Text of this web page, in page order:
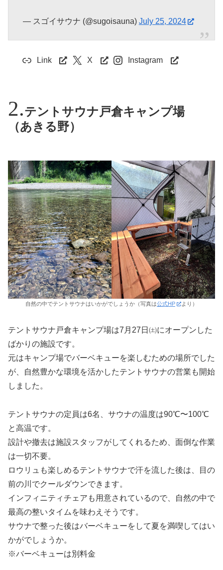
— スゴイサウナ (@sugoisauna) July 25, 2024
Link X Instagram
テントサウナ戸倉キャンプ場
（あきる野）
自然の中でテントサウナはいかがでしょうか（写真は公式HP より）
テントサウナ戸倉キャンプ場は7月27日㈯にオープンした
ばかりの施設です。
元はキャンプ場でバーベキューを楽しむための場所でした
が、自然豊かな環境を活かしたテントサウナの営業も開始
しました。
テントサウナの定員は6名、サウナの温度は90℃〜100℃
と高温です。
設計や撤去は施設スタッフがしてくれるため、面倒な作業
は一切不要。
ロウリュも楽しめるテントサウナで汗を流した後は、目の
前の川でクールダウンできます。
インフィニティチェアも用意されているので、自然の中で
最高の整いタイムを味わえそうです。
サウナで整った後はバーベキューをして夏を満喫してはい
かがでしょうか。
※バーベキューは別料金